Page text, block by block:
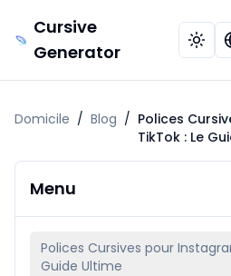
Cursive
Generator
Domicile / Blog / Polices
TikTok : Le
Menu
Polices Cursives pour
Guide Ultime